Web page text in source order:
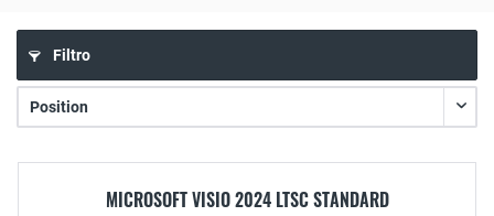
Filtro
MICROSOFT VISIO 2024 LTSC STANDARD